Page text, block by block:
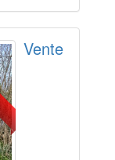
Vente